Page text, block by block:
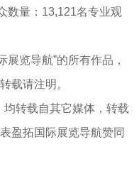
数量：13,121名专业观
览导航”的所有作品，
载请注明。
转载自其它媒体，转载
盈拓国际展览导航赞同